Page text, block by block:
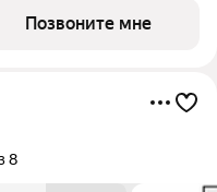
школы, детские
Позвоните мне
8